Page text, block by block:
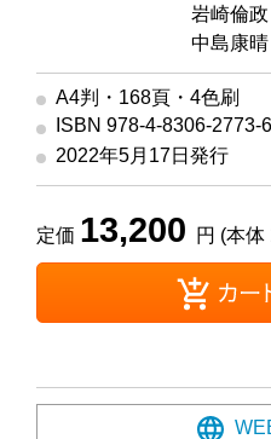
岩崎倫政
中島康晴
A4判・168頁・4色刷
ISBN 978-4-8306-2773-6
2022年5月17日発行
定価 13,200 円 (本